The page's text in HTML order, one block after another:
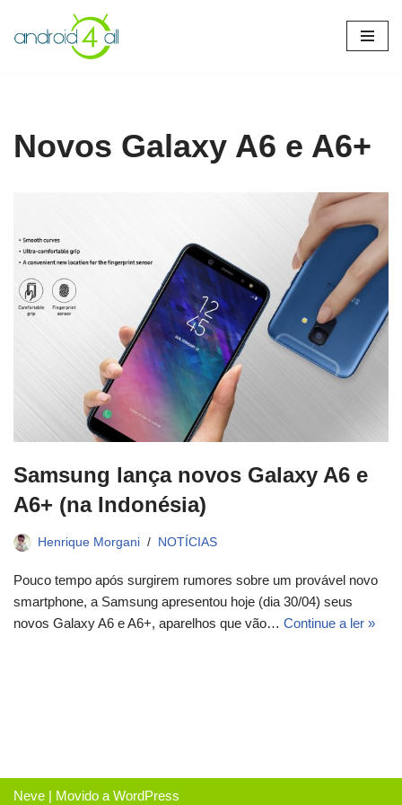
Pular
Novos Galaxy A6 e A6+
Samsung lança novos Galaxy A6 e
A6+ (na Indonésia)
Henrique Morgani NOTÍCIAS
Pouco tempo após surgirem rumores sobre um provável novo
smartphone, a Samsung apresentou hoje (dia 30/04) seus
novos Galaxy A6 e A6+, aparelhos que vão… Continue a ler »
Neve | Movido a WordPress